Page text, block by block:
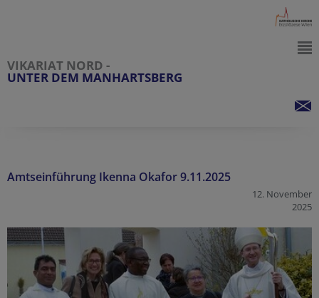
VIKARIAT NORD -
UNTER DEM MANHARTSBERG
Amtseinführung Ikenna Okafor 9.11.2025
12. November
2025